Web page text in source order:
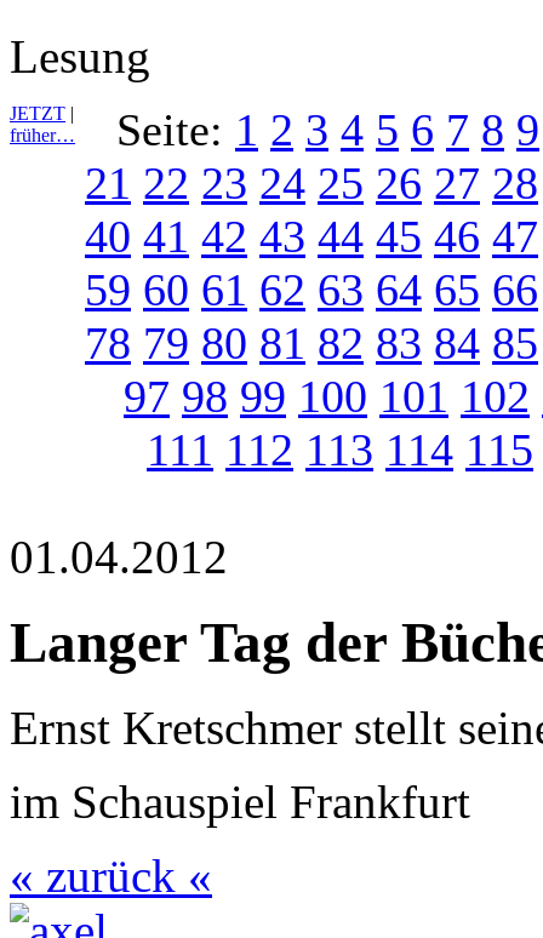
Lesung
JETZT |
früher…
Seite: 1 2 3 4 5 6 7 8 9
21 22 23 24 25 26 27 28
40 41 42 43 44 45 46 47
59 60 61 62 63 64 65 66
78 79 80 81 82 83 84 85
97 98 99 100 101 102
111 112 113 114 115
01.04.2012
Langer Tag der
Ernst Kretschmer stellt
im Schauspiel Frankfurt
« zurück «